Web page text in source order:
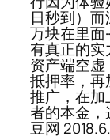
日秒到）
万块在里面
有真正的
资产端空虚
抵押率，再
推广，在加
者的本金，
豆网